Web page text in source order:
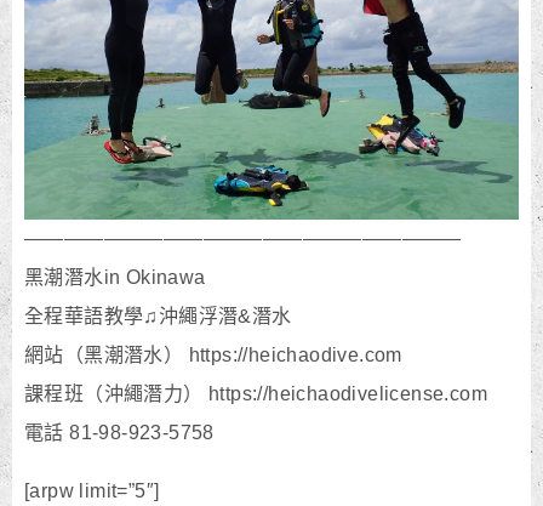
——————————————————————
黑潮潛水in Okinawa
全程華語教學♫沖繩浮潛&潛水
網站（黑潮潛水） https://heichaodive.com
課程班（沖繩潛力） https://heichaodivelicense.com
電話 81-98-923-5758
[arpw limit=”5″]